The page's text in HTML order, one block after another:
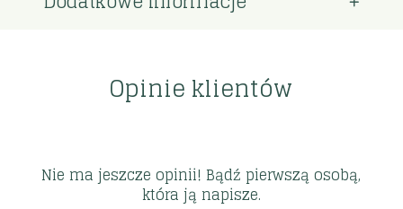
Opinie klientów
Nie ma jeszcze opinii! Bądź pierwszą osobą,
która ją napisze.